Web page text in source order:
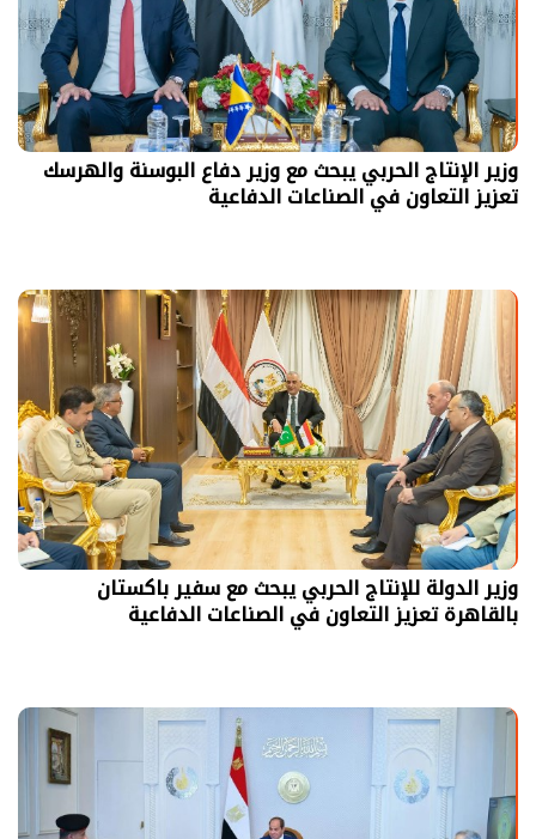
وزير الإنتاج الحربي يبحث مع وزير دفاع البوسنة والهرسك
تعزيز التعاون في الصناعات الدفاعية
وزير الدولة للإنتاج الحربي يبحث مع سفير باكستان
بالقاهرة تعزيز التعاون في الصناعات الدفاعية